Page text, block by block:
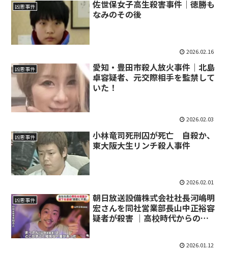
凶悪事件
佐世保女子高生殺害事件｜徳勝も
なみのその後
2026.02.16
凶悪事件
愛知・豊田市殺人放火事件｜北島
卓容疑者、元交際相手を監禁して
いた！
2026.02.03
凶悪事件
小林竜司死刑囚が死亡 自殺か、
東大阪大生リンチ殺人事件
2026.02.01
凶悪事件
朝日放送設備株式会社社長河嶋明
宏さんを同社営業部長山中正裕容
疑者が殺害 ｜高校時代からの旧
2026.01.12